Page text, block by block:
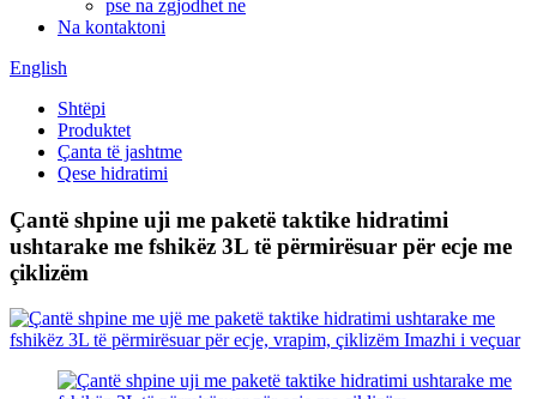
pse na zgjodhet ne
Na kontaktoni
English
Shtëpi
Produktet
Çanta të jashtme
Qese hidratimi
Çantë shpine uji me paketë taktike hidratimi
ushtarake me fshikëz 3L të përmirësuar për ecje me
çiklizëm